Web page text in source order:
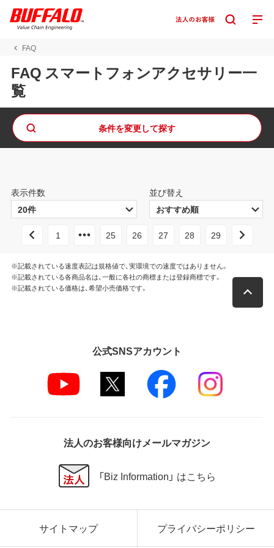
FAQ
FAQ スマートフォンアクセサリー一
覧
条件を変更して探す
表示件数 並び替え
1 25 26 27 28 29
※記載されている速度表記は規格値で、実環境での速度ではありません。
※記載されている各商品名は、一般に各社の商標または登録商標です。
※記載されている価格は、希望小売価格です。
公式SNSアカウント
法人のお客様向けメールマガジン
「Biz Information」 はこちら
サイトマップ プライバシーポリシー